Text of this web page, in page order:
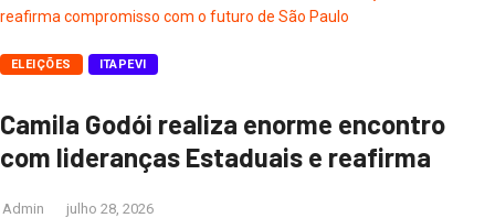
ELEIÇÕES ITAPEVI
Camila Godói realiza enorme encontro
com lideranças Estaduais e reafirma
Admin julho 28, 2026